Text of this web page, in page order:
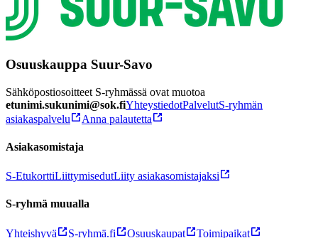
Osuuskauppa Suur-Savo
Sähköpostiosoitteet S-ryhmässä ovat muotoa
etunimi.sukunimi@sok.fiYhteystiedotPalvelutS-ryhmän
asiakaspalvelu
Anna palautetta
Asiakasomistaja
S-EtukorttiLiittymisedutLiity asiakasomistajaksi
S-ryhmä muualla
Yhteishyvä S-ryhmä.fi Osuuskaupat Toimipaikat